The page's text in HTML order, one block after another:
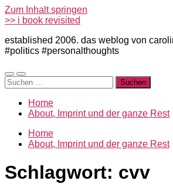
Zum Inhalt springen
>> i book revisited
established 2006. das weblog von
#politics #personalthoughts
Mobile-
Menü
Suchfeld
ein-/ausblenden
Suchen
nach:
Home
About, Imprint und der ganze Rest
Home
About, Imprint und der ganze Rest
Schlagwort: cvv